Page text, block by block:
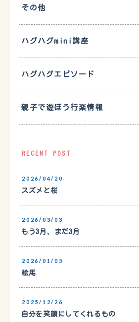
その他
ハグハグmini講座
ハグハグエピソード
親子で遊ぼう行楽情報
RECENT POST
2026/04/20
スズメと桜
2026/03/03
もう3月、まだ3月
2026/01/05
絵馬
2025/12/26
自分を笑顔にしてくれるもの